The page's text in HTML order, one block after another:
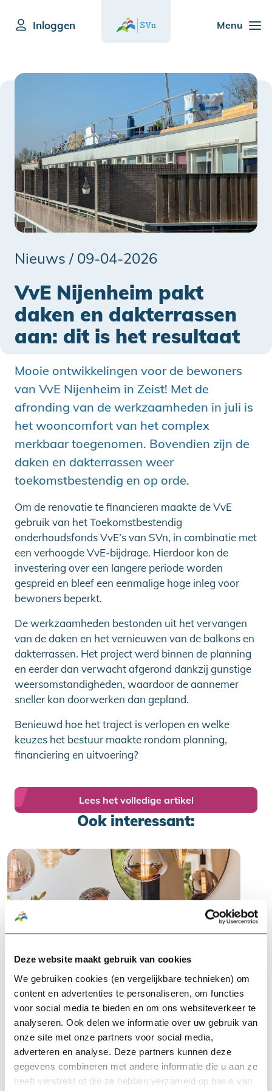
Deze website maakt gebruik van cookies
We gebruiken cookies (en vergelijkbare technieken) om
content en advertenties te personaliseren, om functies
voor social media te bieden en om ons websiteverkeer te
analyseren. Ook delen we informatie over uw gebruik van
onze site met onze partners voor social media,
adverteren en analyse. Deze partners kunnen deze
gegevens combineren met andere informatie die u aan ze
heeft verstrekt of die ze hebben verzameld op basis van
Menu
Inloggen
Nieuws / 09-04-2026
VvE Nijenheim pakt
daken en dakterrassen
aan: dit is het resultaat
Mooie ontwikkelingen voor de bewoners
van VvE Nijenheim in Zeist! Met de
afronding van de werkzaamheden in juli is
het wooncomfort van het complex
merkbaar toegenomen. Bovendien zijn de
daken en dakterrassen weer
toekomstbestendig en op orde.
Om de renovatie te financieren maakte de VvE
gebruik van het Toekomstbestendig
onderhoudsfonds VvE’s van SVn, in combinatie met
een verhoogde VvE-bijdrage. Hierdoor kon de
investering over een langere periode worden
gespreid en bleef een eenmalige hoge inleg voor
bewoners beperkt.
De werkzaamheden bestonden uit het vervangen
van de daken en het vernieuwen van de balkons en
dakterrassen. Het project werd binnen de planning
en eerder dan verwacht afgerond dankzij gunstige
weersomstandigheden, waardoor de aannemer
sneller kon doorwerken dan gepland.
Benieuwd hoe het traject is verlopen en welke
keuzes het bestuur maakte rondom planning,
financiering en uitvoering?
Lees het volledige artikel
Ook interessant:
De ALV achter de rug: dit is hét
moment om door te pakken
Voor veel VvE’s zit de Algemene
Ledenvergadering (ALV) erop. Tijdens
deze vergadering worden vaak
belangrijke besluiten genomen over
onderhoud, verduurzaming en
investeringen in het gebouw. Een besluit
…